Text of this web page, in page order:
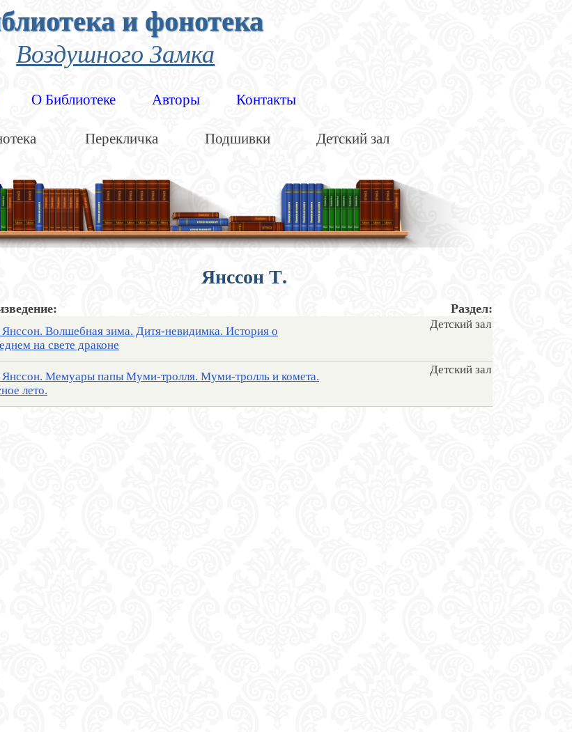
и фонотека
Воздушного Замка
О Библиотеке Авторы Контакты
Перекличка Подшивки Детский зал
Янссон Т.
Раздел:
Янссон. Волшебная зима. Дитя-невидимка. История о
на свете драконе
Детский зал
Янссон. Мемуары папы Муми-тролля. Муми-тролль и комета.
лето.
Детский зал